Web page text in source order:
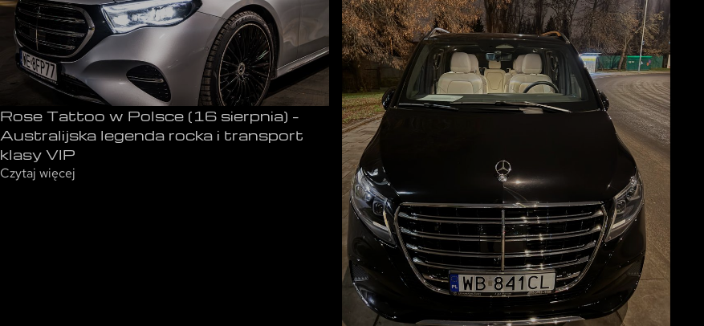
Rose Tattoo w Polsce (16 sierpnia) –
Australijska legenda rocka i transport
klasy VIP
Czytaj więcej